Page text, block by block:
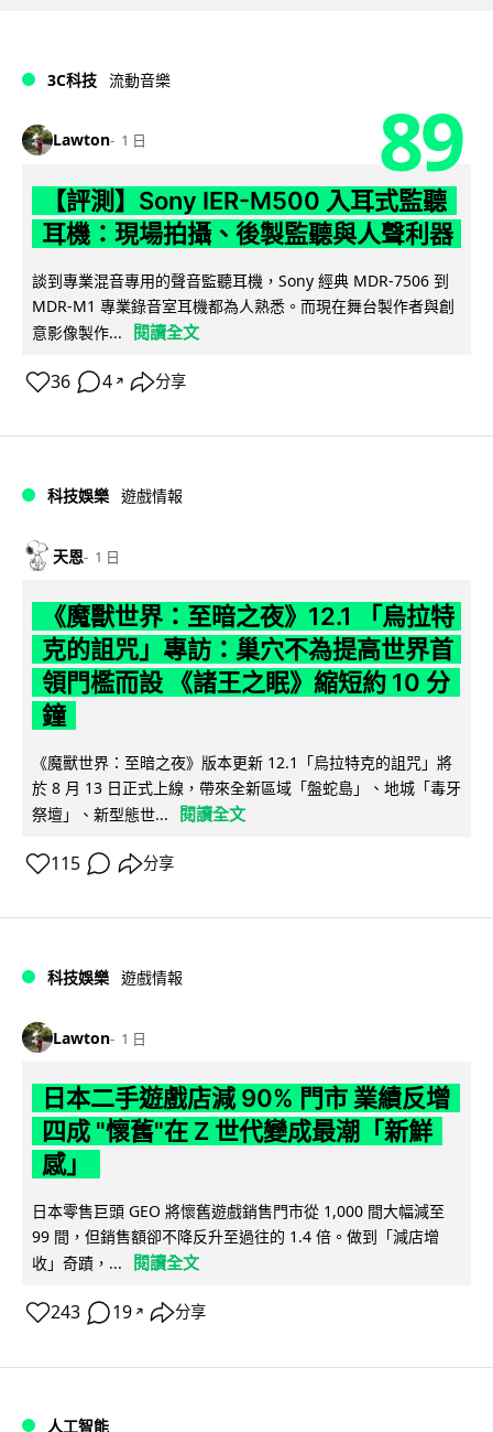
3C科技 流動音樂
Lawton 1 日 89
【評測】Sony IER-M500 入耳式監聽
耳機：現場拍攝、後製監聽與人聲利器
談到專業混音專用的聲音監聽耳機，Sony 經典 MDR-7506 到
MDR-M1 專業錄音室耳機都為人熟悉。而現在舞台製作者與創
意影像製作...
閱讀全文
36 4 ↗ 分享
科技娛樂 遊戲情報
天恩 1 日
《魔獸世界：至暗之夜》12.1 「烏拉特
克的詛咒」專訪：巢穴不為提高世界首
領門檻而設 《諸王之眠》縮短約 10 分
鐘
《魔獸世界：至暗之夜》版本更新 12.1「烏拉特克的詛咒」將
於 8 月 13 日正式上線，帶來全新區域「盤蛇島」、地城「毒牙
祭壇」、新型態世...
閱讀全文
115 分享
科技娛樂 遊戲情報
Lawton 1 日
日本二手遊戲店減 90% 門市 業績反增
四成 "懷舊"在 Z 世代變成最潮「新鮮
感」
日本零售巨頭 GEO 將懷舊遊戲銷售門市從 1,000 間大幅減至
99 間，但銷售額卻不降反升至過往的 1.4 倍。做到「減店增
收」奇蹟，...
閱讀全文
243 19 ↗ 分享
人工智能